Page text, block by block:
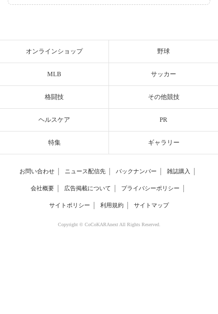
オンラインショップ 野球
MLB サッカー
格闘技 その他競技
ヘルスケア PR
特集 ギャラリー
お問い合わせ ニュース配信先 バックナンバー 雑誌購入
会社概要 広告掲載について プライバシーポリシー
サイトポリシー 利用規約 サイトマップ
Copyright © CoCoKARAnext All Rights Reserved.